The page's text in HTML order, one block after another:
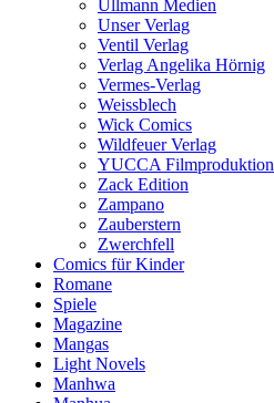
Ullmann Medien
Unser Verlag
Ventil Verlag
Verlag Angelika Hörnig
Vermes-Verlag
Weissblech
Wick Comics
Wildfeuer Verlag
YUCCA Filmproduktion
Zack Edition
Zampano
Zauberstern
Zwerchfell
Comics für Kinder
Romane
Spiele
Magazine
Mangas
Light Novels
Manhwa